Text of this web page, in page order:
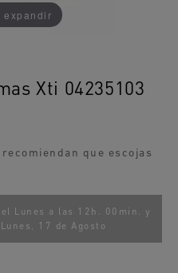
expandir
Xti 04235103
que escojas
Lunes a las 12h. 00min. y
Lunes, 17 de Agosto